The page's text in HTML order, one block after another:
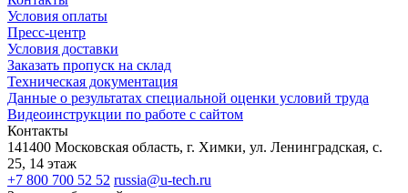
Условия оплаты
Пресс-центр
Условия доставки
Заказать пропуск на склад
Техническая документация
Данные о результатах специальной оценки условий труда
Видеоинструкции по работе с сайтом
Контакты
141400 Московская область, г. Химки, ул. Ленинградская, с.
25, 14 этаж
+7 800 700 52 52 russia@u-tech.ru